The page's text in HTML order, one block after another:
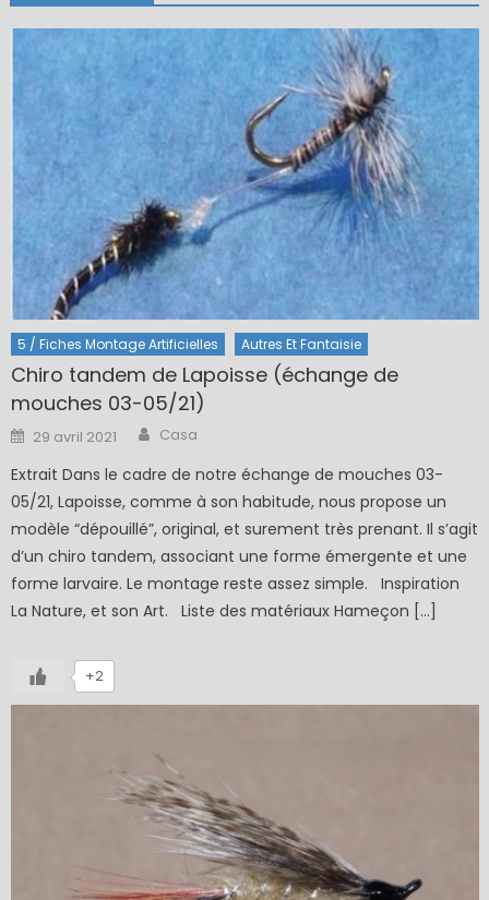
5 / Fiches Montage Artificielles Autres Et Fantaisie
Chiro tandem de Lapoisse (échange de
mouches 03-05/21)
Posted
on
29 avril 2021 Author
Casa
Extrait Dans le cadre de notre échange de mouches 03-
05/21, Lapoisse, comme à son habitude, nous propose un
modèle “dépouillé”, original, et surement très prenant. Il s’agit
d’un chiro tandem, associant une forme émergente et une
forme larvaire. Le montage reste assez simple. Inspiration
La Nature, et son Art. Liste des matériaux Hameçon […]
+2